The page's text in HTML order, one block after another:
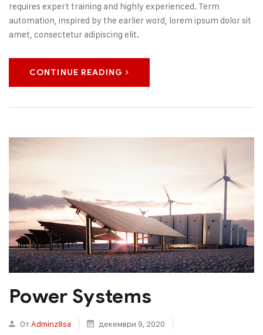
requires expert training and highly experienced. Term
automation, inspired by the earlier word, lorem ipsum dolor sit
amet, consectetur adipiscing elit.
CONTINUE READING
Power Systems
От Adminz8sa
декември 9, 2020